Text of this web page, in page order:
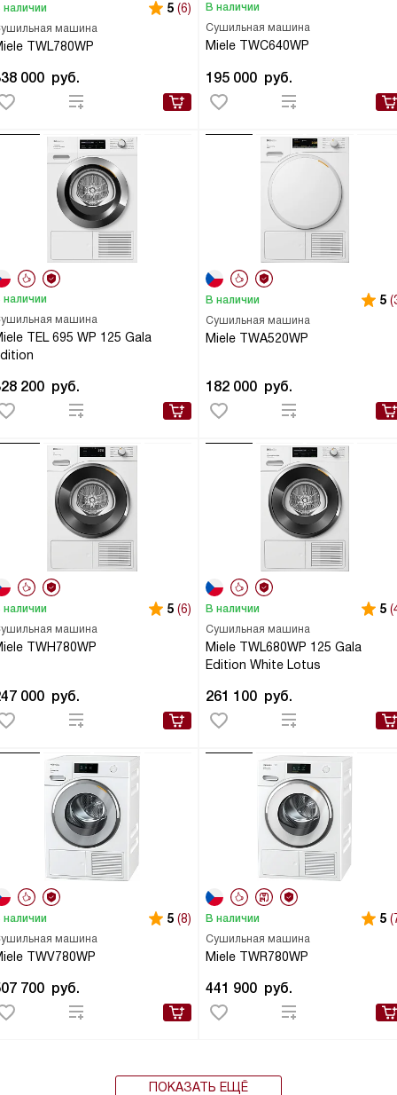
машина
TWL780WP
наличии 5 (6)
000 руб.
Сушильная машина
Miele TWC640WP
В наличии
195 000 руб.
машина
TEL 695 WP 125 Gala
наличии
200 руб.
Сушильная машина
Miele TWA520WP
В наличии 5
182 000 руб.
машина
TWH780WP
наличии 5 (6)
000 руб.
Сушильная машина
Miele TWL680WP 125 Gala
Edition White Lotus
В наличии 5
261 100 руб.
машина
TWV780WP
наличии 5 (8)
700 руб.
Сушильная машина
Miele TWR780WP
В наличии 5
441 900 руб.
ПОКАЗАТЬ ЕЩЁ